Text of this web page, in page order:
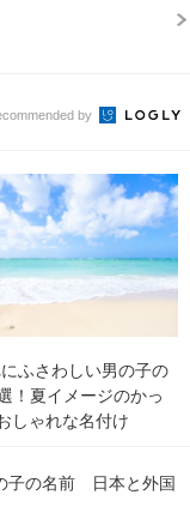
by
ふさわしい男の子の
！夏イメージのかっ
しゃれな名付け
子の名前 日本と外国